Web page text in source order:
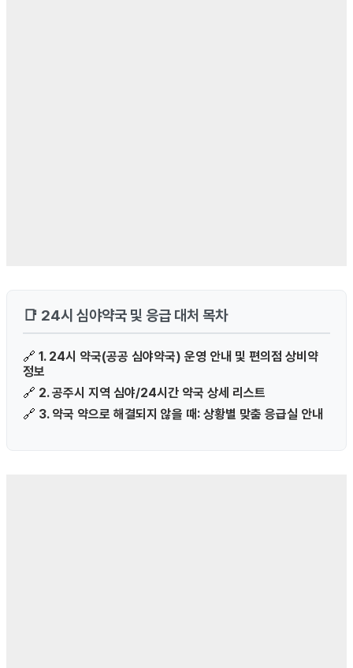
📑 24시 심야약국 및 응급 대처 목차
🔗 1. 24시 약국(공공 심야약국) 운영 안내 및 편의점 상비약
정보
🔗 2. 공주시 지역 심야/24시간 약국 상세 리스트
🔗 3. 약국 약으로 해결되지 않을 때: 상황별 맞춤 응급실 안내